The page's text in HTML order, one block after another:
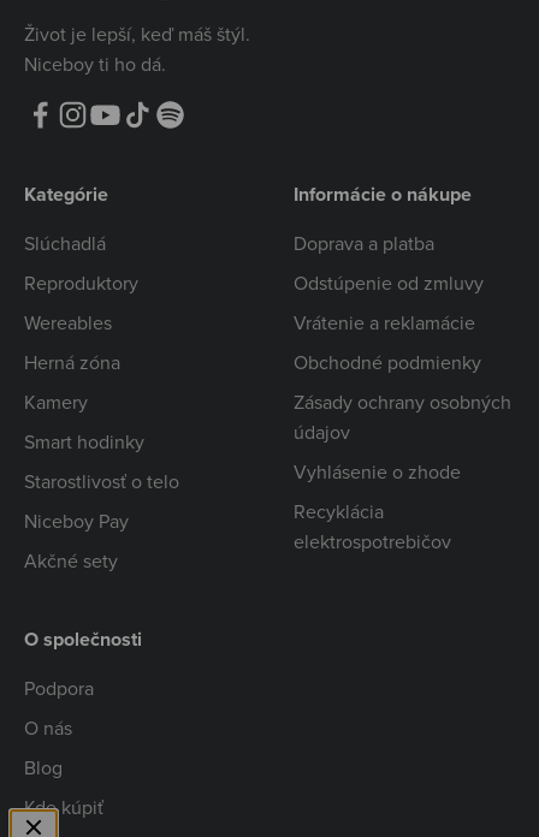
Život je lepší, keď máš štýl.
Niceboy ti ho dá.
Kategórie
Slúchadlá
Reproduktory
Wereables
Herná zóna
Kamery
Smart hodinky
Starostlivosť o telo
Niceboy Pay
Akčné sety
Informácie o nákupe
Doprava a platba
Odstúpenie od zmluvy
Vrátenie a reklamácie
Obchodné podmienky
Zásady ochrany osobných
údajov
Vyhlásenie o zhode
Recyklácia
elektrospotrebičov
O společnosti
Podpora
O nás
Blog
Kde kúpiť